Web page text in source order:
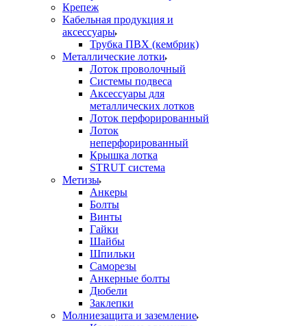
Крепеж
Кабельная продукция и
аксессуары
Трубка ПВХ (кембрик)
Металлические лотки
Лоток проволочный
Системы подвеса
Аксессуары для
металлических лотков
Лоток перфорированный
Лоток
неперфорированный
Крышка лотка
STRUT система
Метизы
Анкеры
Болты
Винты
Гайки
Шайбы
Шпильки
Саморезы
Анкерные болты
Дюбели
Заклепки
Молниезащита и заземление